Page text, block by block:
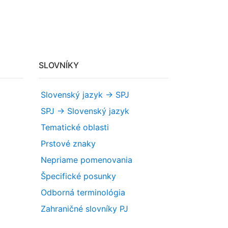
SLOVNÍKY
Slovenský jazyk -> SPJ
SPJ -> Slovenský jazyk
Tematické oblasti
Prstové znaky
Nepriame pomenovania
Špecifické posunky
Odborná terminológia
Zahraničné slovníky PJ